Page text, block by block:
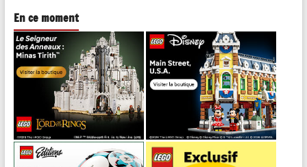
En ce moment